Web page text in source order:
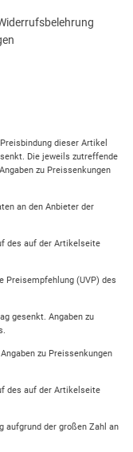
dieser Artikel
Die jeweils zutreffende
zu Preissenkungen
an den Anbieter der
des auf der Artikelseite
Preisempfehlung (UVP) des
gesenkt. Angaben zu
zu Preissenkungen
des auf der Artikelseite
aufgrund der großen Zahl an